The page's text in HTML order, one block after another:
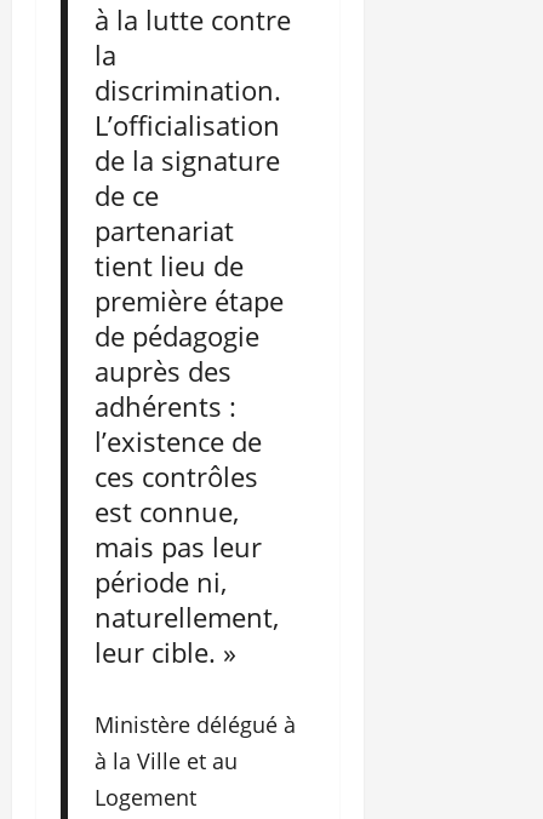
à la lutte contre
la
discrimination.
L’officialisation
de la signature
de ce
partenariat
tient lieu de
première étape
de pédagogie
auprès des
adhérents :
l’existence de
ces contrôles
est connue,
mais pas leur
période ni,
naturellement,
leur cible. »
Ministère délégué à
à la Ville et au
Logement